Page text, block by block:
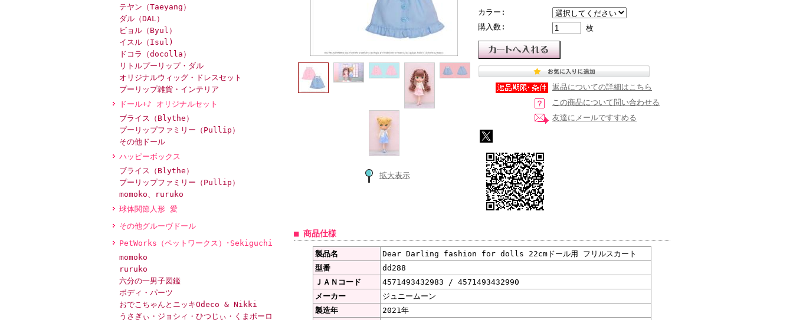
テヤン（Taeyang）
ダル（DAL）
ビョル（Byul）
イスル（Isul)
ドコラ（docolla）
リトルプーリップ・ダル
オリジナルウィッグ・ドレスセット
プーリップ雑貨・インテリア
ドール+♪ オリジナルセット
ブライス（Blythe）
プーリップファミリー（Pullip）
その他ドール
ハッピーボックス
ブライス（Blythe）
プーリップファミリー（Pullip）
momoko、ruruko
球体関節人形 愛
その他グルーヴドール
PetWorks（ペットワークス）･Sekiguchi
momoko
ruruko
六分の一男子図鑑
ボディ・パーツ
おでこちゃんとニッキOdeco & Nikki
うさぎぃ・ジョシィ・ひつじぃ・くまボーロ
拡大表示
カラー:
購入数:
枚
返品についての詳細はこちら
この商品について問い合わせる
友達にメールですすめる
■ 商品仕様
製品名
Dear Darling fashion for dolls 22cmドール用 フリルスカート
型番
dd288
ＪＡＮコード
4571493432983 / 4571493432990
メーカー
ジュニームーン
製造年
2021年